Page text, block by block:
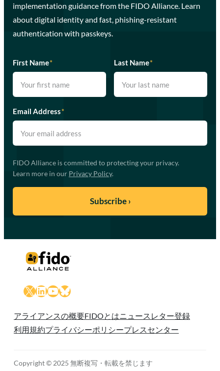
implementation guidance from the FIDO Alliance. Learn
about digital identity and fast, phishing-resistant
authentication with passkeys.
First Name* Last Name*
Email Address*
FIDO Alliance is committed to protecting your privacy.
Learn more in our Privacy Policy.
X LinkedIn
YouTube
Bluesky
アライアンスの概要FIDOとは ニュースレター登録
利用規約プライバシーポリシープレスセンター
Copyright © 2025 無断複写・転載を禁じます